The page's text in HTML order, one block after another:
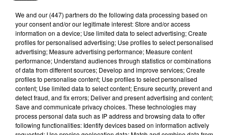
7 août 2026
GOMMERVILLE - RANDONNÉE PÉDESTRE
Dimanche 13 septembre à 8h30 à Gommerville :
Randonnée pédestre. Deux parcours au choix.
Inscription obligatoire.
We and our (447) partnersdo the following data processing based on
your consent and/or our legitimate interest: Store and/or access
information on a device; Use limited data to select advertising; Create
profiles for personalised advertising; Use profiles to select personalised
advertising; Measure advertising performance; Measure content
performance; Understand audiences through statistics or combinations
of data from different sources; Develop and improve services; Create
profiles to personalise content; Use profiles to select personalised
content; Use limited data to select content; Ensure security, prevent and
detect fraud, and fix errors; Deliver and present advertising and content;
Save and communicate privacy choices. These technologies may
process personal data such as IP address and browsing data to offer
following functionalities: Identify devices based on information actively